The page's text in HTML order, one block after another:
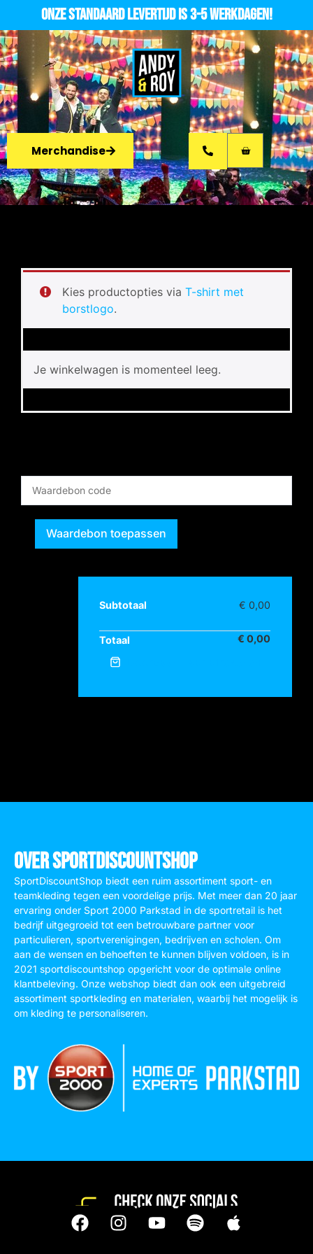
Onze standaard levertijd is 3-5 werkdagen!
Merchandise
Kies productopties via T-shirt met
borstlogo.
Je winkelwagen is momenteel leeg.
Waardebon toepassen
Subtotaal € 0,00
Totaal € 0,00
Over SportDiscountShop
SportDiscountShop biedt een ruim assortiment sport- en
teamkleding tegen een voordelige prijs. Met meer dan 20 jaar
ervaring onder Sport 2000 Parkstad in de sportretail is het
bedrijf uitgegroeid tot een betrouwbare partner voor
particulieren, sportverenigingen, bedrijven en scholen. Om
aan de wensen en behoeften te kunnen blijven voldoen, is in
2021 sportdiscountshop opgericht voor de optimale online
klantbeleving. Onze webshop biedt dan ook een uitgebreid
assortiment sportkleding en materialen, waarbij het mogelijk is
om kleding te personaliseren.